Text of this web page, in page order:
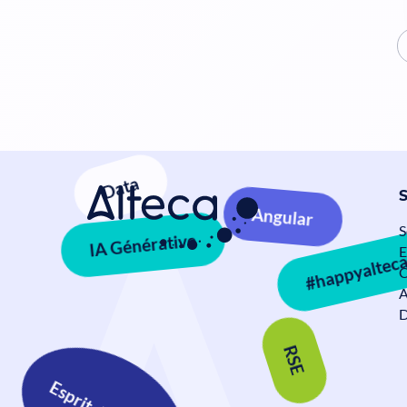
IA Générative
Data
RSE
Angular